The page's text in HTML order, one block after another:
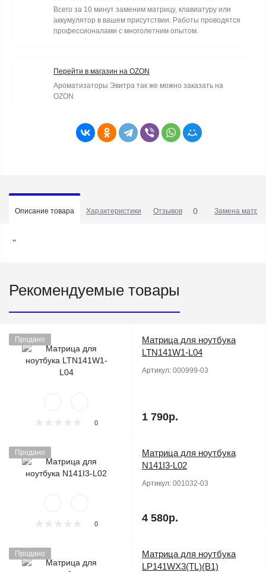
Всего за 10 минут заменим матрицу, клавиатуру или
аккумулятор в вашем присутствии. Работы проводятся
профессионалами с многолетним опытом.
Перейти в магазин на OZON
Ароматизаторы Эвитра так же можно заказать на
OZON
Описание товара Характеристики Отзывов 0 Замена
''
Рекомендуемые товары
Продано
0
Матрица для ноутбука
LTN141W1-L04
Артикул: 000999-03
1 790р.
Продано
0
Матрица для ноутбука
N141I3-L02
Артикул: 001032-03
4 580р.
Продано
Матрица для ноутбука
LP141WX3(TL)(B1)